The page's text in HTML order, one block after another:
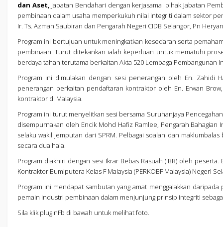
dan Aset, Jabatan Bendahari dengan kerjasama pihak Jabatan
pembinaan dalam usaha memperkukuh nilai integriti dalam sektor
Ir. Ts. Azman Saubiran dan Pengarah Negeri CIDB Selangor, Pn
Program ini bertujuan untuk meningkatkan kesedaran serta
pembinaan. Turut ditekankan ialah keperluan untuk mematuhi
berdaya tahan terutama berkaitan Akta 520 Lembaga Pembangunan
Program ini dimulakan dengan sesi penerangan oleh En. Zahidi
penerangan berkaitan pendaftaran kontraktor oleh En. Erwan
kontraktor di Malaysia.
Program ini turut menyelitkan sesi bersama Suruhanjaya
disempurnakan oleh Encik Mohd Hafiz Ramlee, Pengarah
selaku wakil jemputan dari SPRM. Pelbagai soalan dan
secara dua hala.
Program diakhiri dengan sesi Ikrar Bebas Rasuah (IBR) oleh
Kontraktor Bumiputera Kelas F Malaysia (PERKOBF Malaysia) Negeri
Program ini mendapat sambutan yang amat menggalakkan
pemain industri pembinaan dalam menjunjung prinsip integriti
Sila klik pluginFb di bawah untuk melihat foto.